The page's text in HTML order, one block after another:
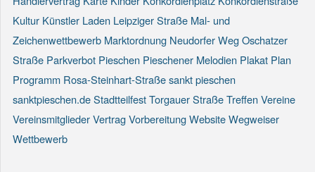
Kultur Künstler Laden Leipziger Straße Mal- und
Zeichenwettbewerb Marktordnung Neudorfer WegOschatzer
Straße Parkverbot Pieschen Pieschener Melodien Plakat Plan
Programm Rosa-Steinhart-Straßesankt pieschen
sanktpieschen.deStadtteilfestTorgauer StraßeTreffenVereine
VereinsmitgliederVertragVorbereitungWebsiteWegweiser
Wettbewerb